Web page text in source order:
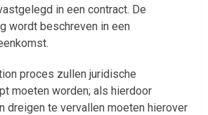
in een contract. De
wordt beschreven in een
proces zullen juridische
moeten worden; als hierdoor
dreigen te vervallen moeten hierover